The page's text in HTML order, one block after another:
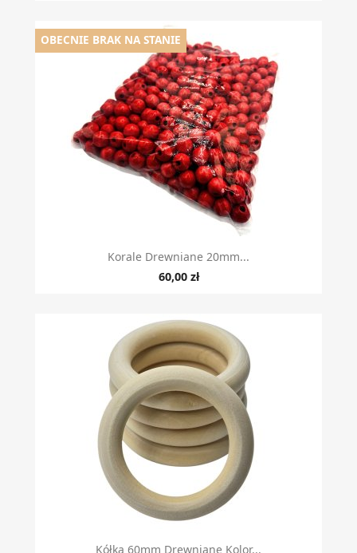
Korale Drewniane 20mm...
60,00 zł
OBECNIE BRAK NA STANIE
Kółka 60mm Drewniane Kolor...